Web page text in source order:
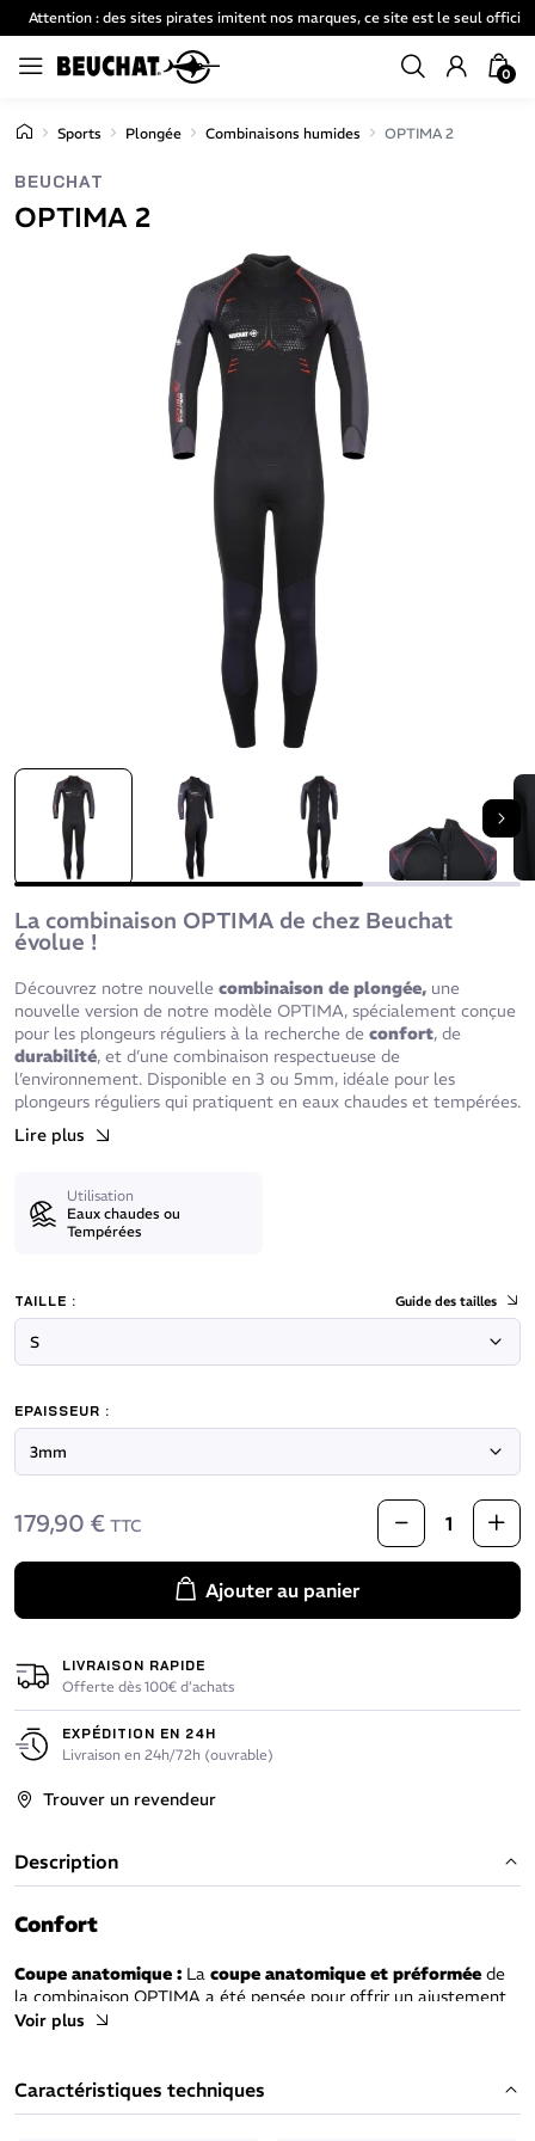
Attention : des sites pirates imitent nos marques, ce site est le seul officiel
0
Sports Plongée Combinaisons humides OPTIMA 2
BEUCHAT
OPTIMA 2
La combinaison OPTIMA de chez Beuchat
évolue !
Découvrez notre nouvelle combinaison de plongée, une
nouvelle version de notre modèle OPTIMA, spécialement conçue
pour les plongeurs réguliers à la recherche de confort, de
durabilité, et d’une combinaison respectueuse de
l’environnement. Disponible en 3 ou 5mm, idéale pour les
plongeurs réguliers qui pratiquent en eaux chaudes et tempérées.
Lire plus
Utilisation
Eaux chaudes ou
Tempérées
TAILLE : Guide des tailles
EPAISSEUR :
179,90 € TTC
Ajouter au panier
LIVRAISON RAPIDE
Offerte dès 100€ d’achats
EXPÉDITION EN 24H
Livraison en 24h/72h (ouvrable)
Trouver un revendeur
Description
Confort
Coupe anatomique : La coupe anatomique et préformée de
la combinaison OPTIMA a été pensée pour offrir un ajustement
adapté aux plongeurs, offrant une liberté de mouvement
Liberté de mouvement sous l’eau :
Elaskin X.6.2 et en Elaskin X.6.4 (plus souple) sous les bras, elle
Voir plus
Caractéristiques techniques